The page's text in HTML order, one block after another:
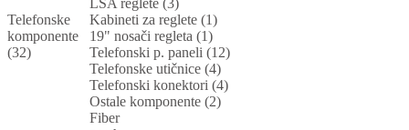
Telefonske
komponente
(32)
LSA reglete (3)
Kabineti za reglete (1)
19" nosači regleta (1)
Telefonski p. paneli (12)
Telefonske utičnice (4)
Telefonski konektori (4)
Ostale komponente (2)
Fiber